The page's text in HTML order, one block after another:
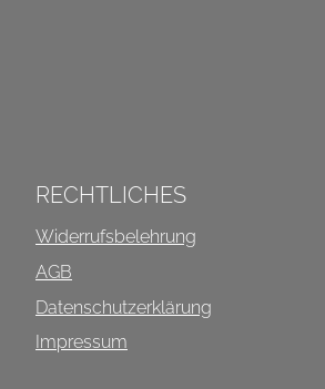
RECHTLICHES
Widerrufsbelehrung
AGB
Datenschutzerklärung
Impressum